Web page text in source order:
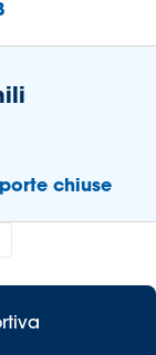
chiuse